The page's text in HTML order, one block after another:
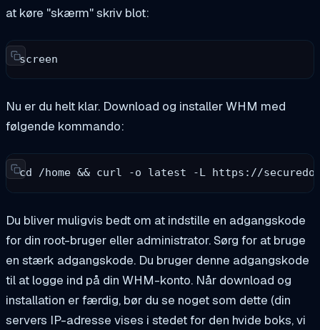
at køre "skærm"skriv blot:
screen
Nu er du helt klar. Download og installer WHM med
følgende kommando:
cd /home && curl -o latest -L https://
Du bliver muligvis bedt om at indstille en adgangskode
for din root-bruger eller administrator. Sørg for at bruge
en stærk adgangskode. Du bruger denne adgangskode
til at logge ind på din WHM-konto. Når download og
installation er færdig, bør du se noget som dette (din
servers IP-adresse vises i stedet for den hvide boks, vi